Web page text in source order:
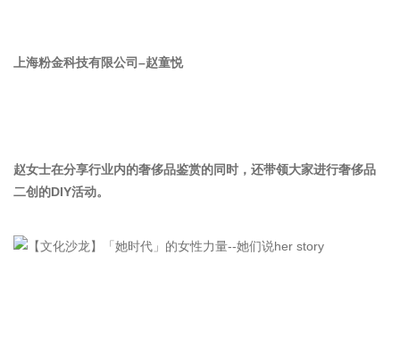
上海粉金科技有限公司–赵童悦
赵女士在分享行业内的奢侈品鉴赏的同时，还带领大家进行奢侈品
二创的DIY活动。